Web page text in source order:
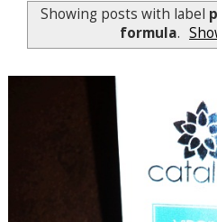
Showing posts with label
formula.